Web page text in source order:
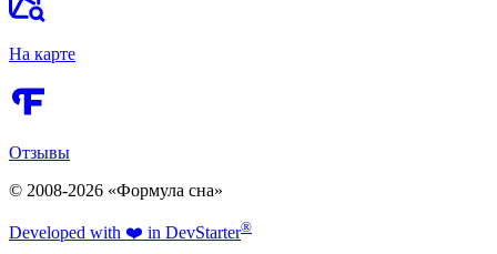
На карте
Отзывы
© 2008-2026 «Формула сна»
Developed with ❤️ in DevStarter®